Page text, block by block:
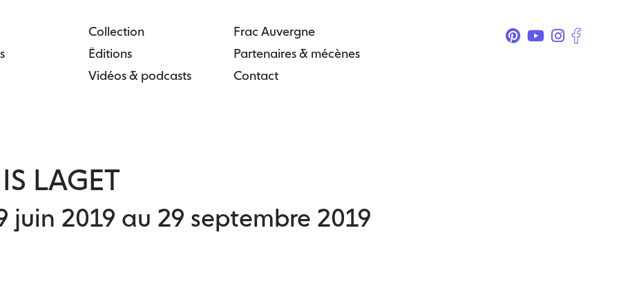
Collection
Éditions
Vidéos & podcasts
Frac Auvergne
Partenaires & mécènes
Contact
LAGET
juin 2019 au 29 septembre 2019